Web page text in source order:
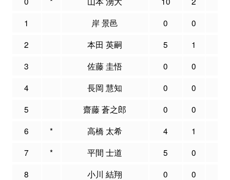
1
岸 景邑 0 0
2
本田 英嗣 5 1
3
佐藤 圭悟 0 0
4
長岡 慧知 0 0
5
齋藤 蒼之郎 0 0
6
* 高橋 太希 4 1
7
* 平間 士道 5 0
8
小川 結翔 0 0